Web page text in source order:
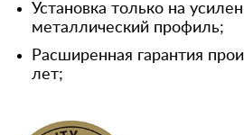
Установка только на
металлический профиль;
Расширенная гарантия
лет;